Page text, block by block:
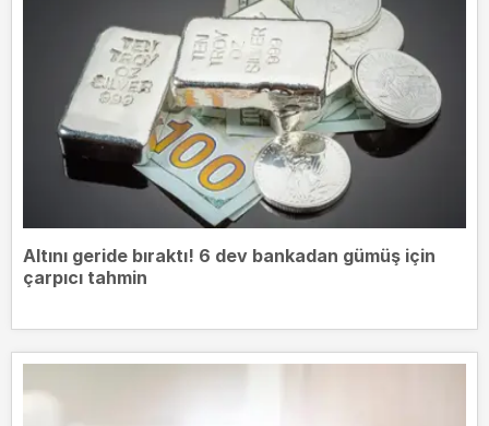
Altını geride bıraktı! 6 dev bankadan gümüş için
çarpıcı tahmin